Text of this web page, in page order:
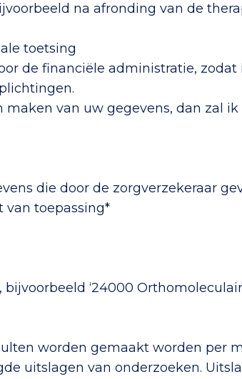
na afronding van de
toetsing
de financiële administratie,
van uw gegevens, dan zal
die door de zorgverzekeraar
van toepassing*
‘24000 Orthomoleculair
worden gemaakt worden per
uitslagen van onderzoeken.